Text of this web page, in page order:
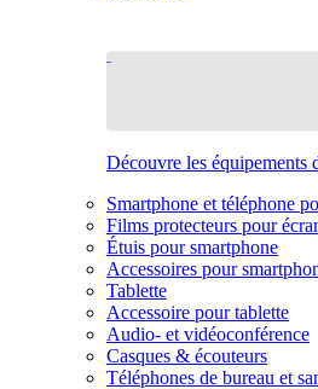
Découvre les équipements
Smartphone et téléphone
Films protecteurs pour
Étuis pour smartphone
Accessoires pour
Tablette
Accessoire pour tablette
Audio- et vidéoconférence
Casques & écouteurs
Téléphones de bureau et